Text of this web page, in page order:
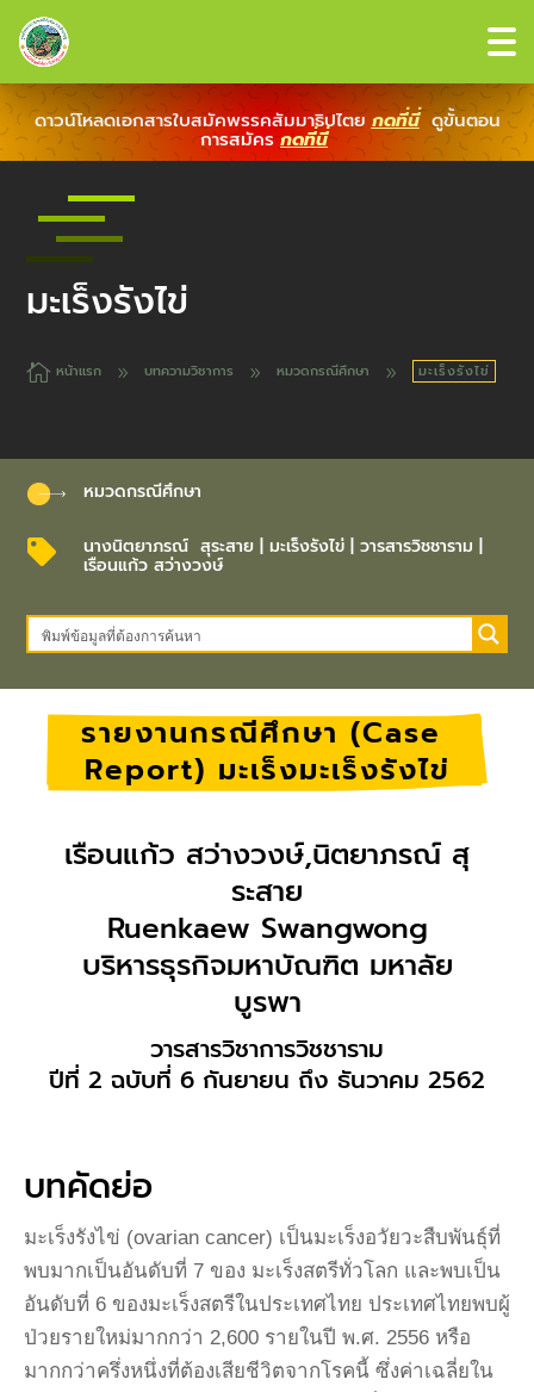
ดาวน์โหลดเอกสารใบสมัคพรรคสัมมาธิปไตย กดที่นี่ ดูขั้นตอน
การสมัครกดที่นี่
มะเร็งรังไข่
 หน้าแรก 9 บทความวิชาการ 9 หมวดกรณีศึกษา 9 มะเร็งรังไข่
หมวดกรณีศึกษา
 นางนิตยาภรณ์ สุระสาย| มะเร็งรังไข่| วารสารวิชชาราม
เรือนแก้ว สว่างวงษ์
รายงานกรณีศึกษา (Case
Report) มะเร็งมะเร็งรังไข่
เรือนแก้ว สว่างวงษ์,นิตยาภรณ์ สุ
ระสาย
Ruenkaew Swangwong
บริหารธุรกิจมหาบัณฑิต มหาลัย
บูรพา
วารสารวิชาการวิชชาราม
ปีที่ 2 ฉบับที่ 6 กันยายน ถึง ธันวาคม 2562
บทคัดย่อ
มะเร็งรังไข่ (ovarian cancer) เป็นมะเร็งอวัยวะสืบพันธุ์ที่
พบมากเป็นอันดับที่ 7 ของ มะเร็งสตรีทั่วโลก และพบเป็น
อันดับที่ 6 ของมะเร็งสตรีในประเทศไทย ประเทศไทยพบผู้
ป่วยรายใหม่มากกว่า 2,600 รายในปี พ.ศ. 2556 หรือ
มากกว่าครึ่งหนึ่งที่ต้องเสียชีวิตจากโรคนี้ ซึ่งค่าเฉลี่ยใน